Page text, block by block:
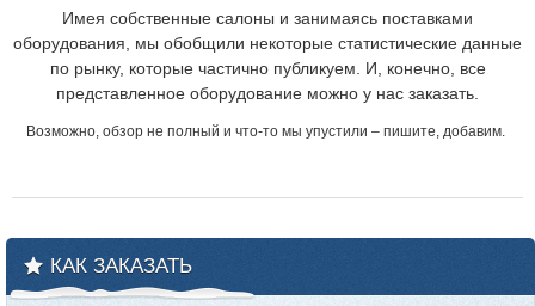
Имея собственные салоны и занимаясь поставками
оборудования, мы обобщили некоторые статистические данные
по рынку, которые частично публикуем. И, конечно, все
представленное оборудование можно у нас заказать.
Возможно, обзор не полный и что-то мы упустили – пишите, добавим.
КАК ЗАКАЗАТЬ